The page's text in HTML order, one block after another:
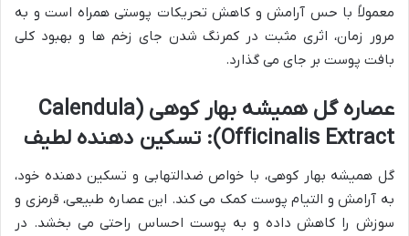
معمولاً با حس آرامش و کاهش تحریکات پوستی همراه است و به
مرور زمان، اثری مثبت در کمرنگ شدن جای زخم ها و بهبود کلی
بافت پوست بر جای می گذارد.
عصاره گل همیشه بهار کوهی (Calendula
Officinalis Extract): تسکین دهنده لطیف
گل همیشه بهار کوهی، با خواص ضدالتهابی و تسکین دهنده خود،
به آرامش و التیام پوست کمک می کند. این عصاره طبیعی، قرمزی و
سوزش را کاهش داده و به پوست احساس راحتی می بخشد. در